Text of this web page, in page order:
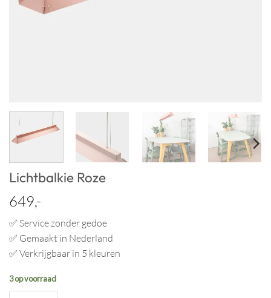
Lichtbalkie Roze
649,-
✅ Service zonder gedoe
✅ Gemaakt in Nederland
✅ Verkrijgbaar in 5 kleuren
3 op voorraad